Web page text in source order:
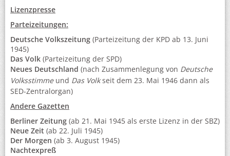
Lizenzpresse
Parteizeitungen:
Deutsche Volkszeitung (Parteizeitung der KPD ab 13. Juni
1945)
Das Volk (Parteizeitung der SPD)
Neues Deutschland (nach Zusammenlegung von Deutsche
Volksstimmeund Das Volkseit dem 23. Mai 1946 dann als
SED-Zentralorgan)
Andere Gazetten
Berliner Zeitung (ab 21. Mai 1945 als erste Lizenz in der SBZ)
Neue Zeit (ab 22. Juli 1945)
Der Morgen (ab 3. August 1945)
Nachtexpreß